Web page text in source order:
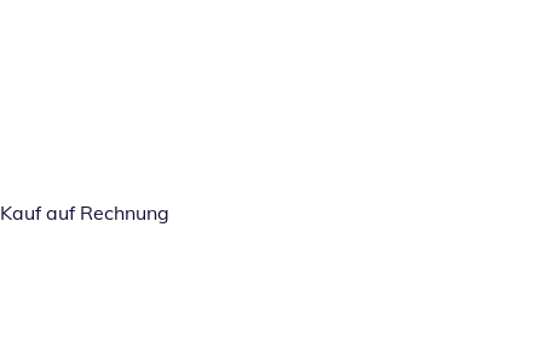
Kauf auf Rechnung